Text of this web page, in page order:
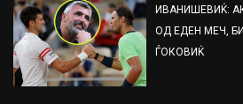
ИВАНИШЕВИЌ:
ОД ЕДЕН МЕЧ,
ЃОКОВИЌ